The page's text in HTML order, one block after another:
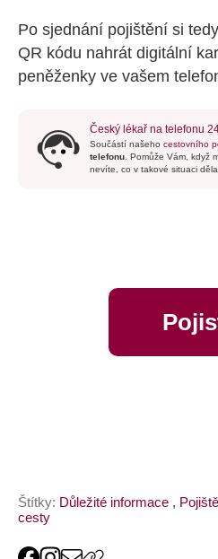
Po sjednání pojištění si
QR kódu nahrát digitální
peněženky ve vašem
Český lékař na telefonu
Součástí našeho cestovního
telefonu. Pomůže Vám, když
nevíte, co v takové situaci
Štítky: Důležité informace ,
cesty